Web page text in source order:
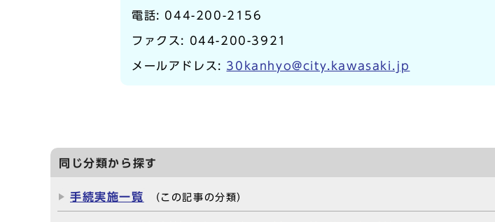
電話: 044-200-2156
ファクス: 044-200-3921
メールアドレス: 30kanhyo@city.kawasaki.jp
同じ分類から探す
手続実施一覧 （この記事の分類）